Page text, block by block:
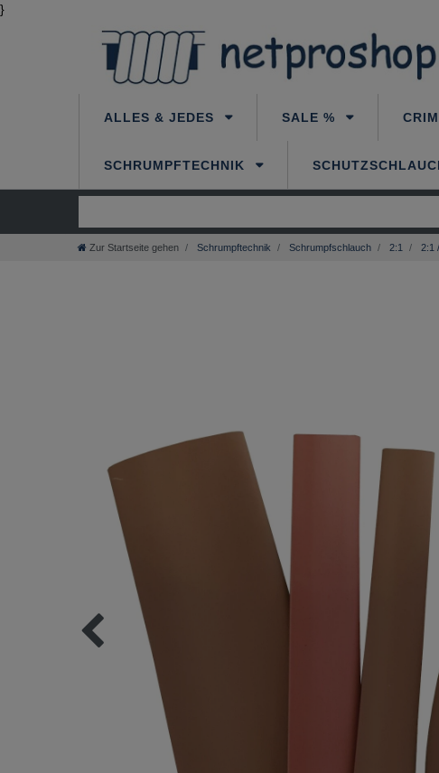
}
ALLES & JEDES SALE %
SCHRUMPFTECHNIK
Zur Startseite gehen Schrumpftechnik Schrumpfschlauch 2:1 2:1